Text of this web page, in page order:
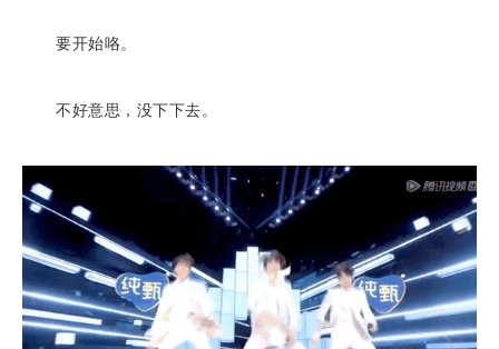
要开始咯。
不好意思，没下下去。